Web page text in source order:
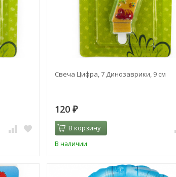
Свеча Цифра, 7 Динозаврики, 9 см
120 ₽
В корзину
В наличии